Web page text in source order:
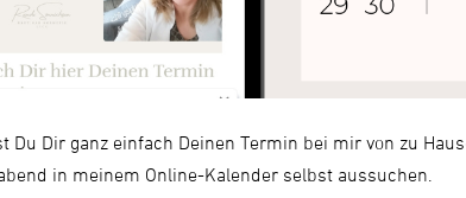
Du Dir ganz einfach Deinen Termin bei mir von zu
in meinem Online-Kalender selbst aussuchen.